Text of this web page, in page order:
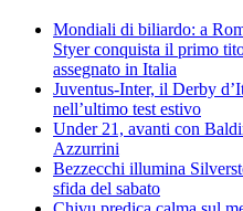
Mondiali di biliardo: a
Styer conquista il primo
assegnato in Italia
Juventus-Inter, il Derby
nell’ultimo test estivo
Under 21, avanti con
Azzurrini
Bezzecchi illumina
sfida del sabato